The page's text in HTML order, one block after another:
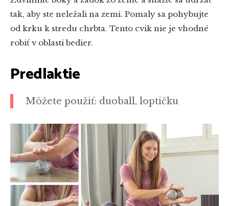
tak, aby ste neležali na zemi. Pomaly sa pohybujte
od krku k stredu chrbta. Tento cvik nie je vhodné
robiť v oblasti bedier.
Predlaktie
Môžete použiť: duoball, loptičku